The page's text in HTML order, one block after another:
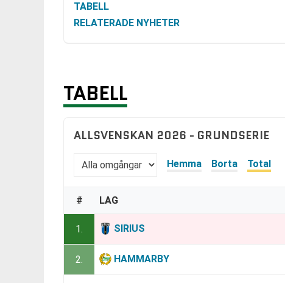
TABELL
RELATERADE NYHETER
TABELL
ALLSVENSKAN 2026 - GRUNDSERIE
Hemma Borta Total
# LAG
1. SIRIUS
2. HAMMARBY